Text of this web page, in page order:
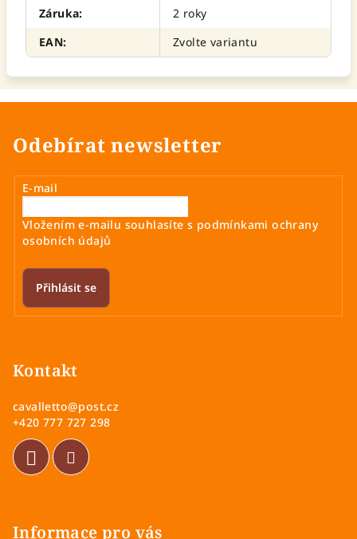
Záruka:
2 roky
EAN: Zvolte variantu
Odebírat newsletter
E-mail
Vložením e-mailu souhlasíte s podmínkami ochrany
osobních údajů
Přihlásit se
Kontakt
cavalletto@post.cz
+420 777 727 298
Informace pro vás